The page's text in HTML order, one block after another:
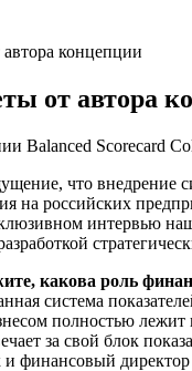
концепции
от автора
Balanced Scorecard
что внедрение
на российских
интервью
какова роль
система
полностью
за свой блок
финансовый директор